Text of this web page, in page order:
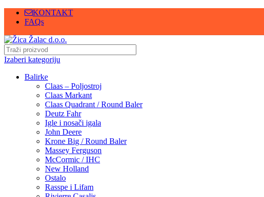
KONTAKT
FAQs
Izaberi kategoriju
Balirke
Claas – Poljostroj
Claas Markant
Claas Quadrant / Round Baler
Deutz Fahr
Igle i nosači igala
John Deere
Krone Big / Round Baler
Massey Ferguson
McCormic / IHC
New Holland
Ostalo
Rasspe i Lifam